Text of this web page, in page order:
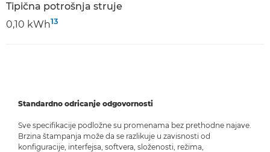
Tipična potrošnja struje
0,10 kWh13
Standardno odricanje odgovornosti
Sve specifikacije podložne su promenama bez prethodne najave.
Brzina štampanja može da se razlikuje u zavisnosti od
konfiguracije, interfejsa, softvera, složenosti, režima,